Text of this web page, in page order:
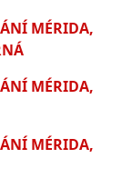
MÉRIDA,
MÉRIDA,
MÉRIDA,